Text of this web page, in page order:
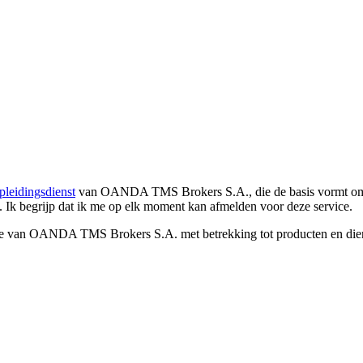
van OANDA TMS Brokers S.A., die de basis vormt
Ik begrijp dat ik me op elk moment kan afmelden voor deze service.
OANDA TMS Brokers S.A. met betrekking tot producten en